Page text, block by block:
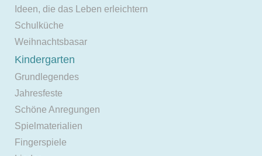
Ideen, die das Leben erleichtern
Schulküche
Weihnachtsbasar
Kindergarten
Grundlegendes
Jahresfeste
Schöne Anregungen
Spielmaterialien
Fingerspiele